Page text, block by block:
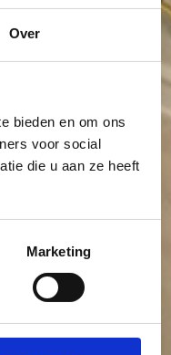
Over
bieden en om ons
voor social
die u aan ze heeft
Marketing